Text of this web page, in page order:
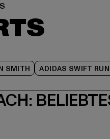
SMITH ADIDAS SWIFT RUN